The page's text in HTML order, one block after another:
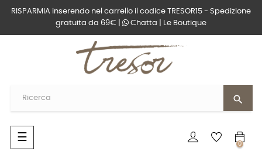
RISPARMIA inserendo nel carrello il codice TRESOR15 - Spedizione
gratuita da 69€ |
Chatta Le Boutique
search
navigazione
Toggle
☰
0